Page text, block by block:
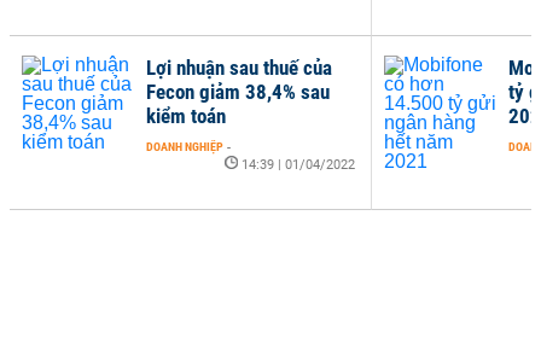
tỷ
Lợi nhuận sau thuế của
Fecon giảm 38,4% sau
kiểm toán
DOANH NGHIỆP -
14:39 | 01/04/2022